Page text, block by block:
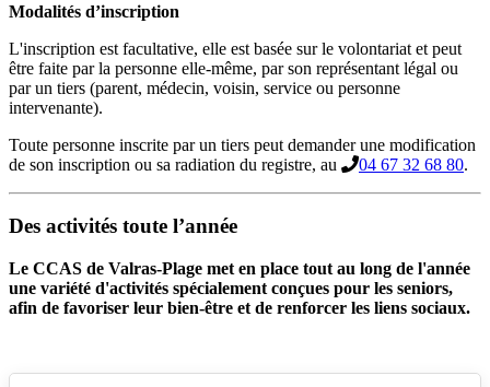
Modalités d’inscription
L'inscription est facultative, elle est basée sur le volontariat et peut
être faite par la personne elle-même, par son représentant légal ou
par un tiers (parent, médecin, voisin, service ou personne
intervenante).
Toute personne inscrite par un tiers peut demander une modification
de son inscription ou sa radiation du registre, au
04 67 32 68 80.
Des activités toute l’année
Le CCAS de Valras-Plage met en place tout au long de l'année
une variété d'activités spécialement conçues pour les seniors,
afin de favoriser leur bien-être et de renforcer les liens sociaux.